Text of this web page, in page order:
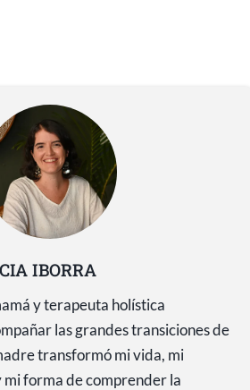
IBORRA
y terapeuta holística
las grandes transiciones de
transformó mi vida, mi
forma de comprender la